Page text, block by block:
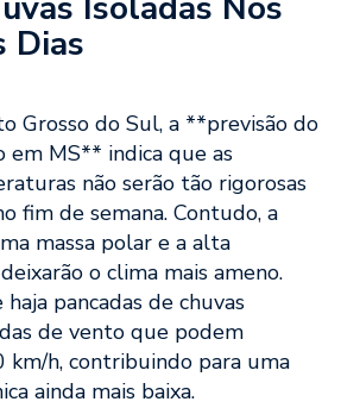
Dias
Grosso do Sul, a **previsão do
em MS** indica que as
não serão tão rigorosas
fim de semana. Contudo, a
massa polar e a alta
o clima mais ameno.
pancadas de chuvas
de vento que podem
km/h, contribuindo para uma
ainda mais baixa.